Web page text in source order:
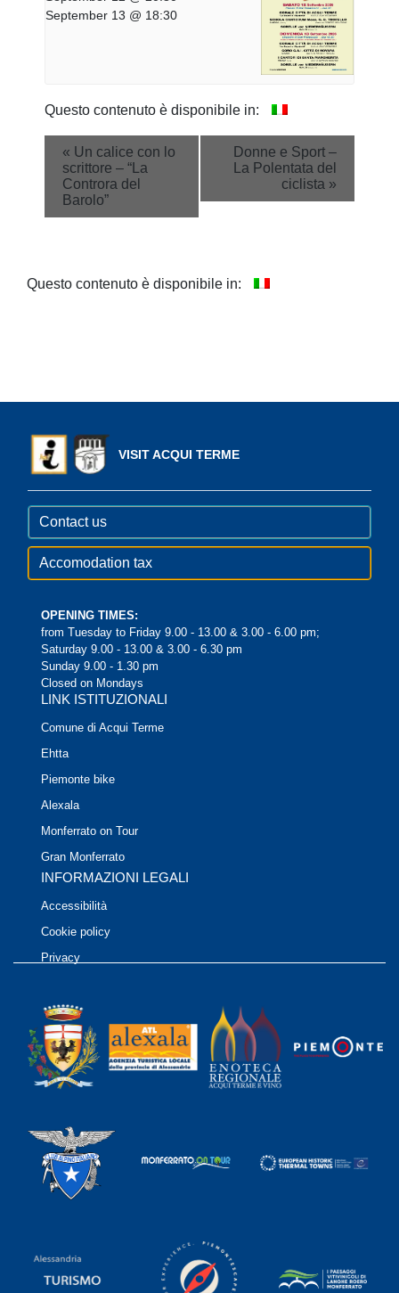
September 13 @ 18:30
Questo contenuto è disponibile in:
Event
Navigation
« Un calice con lo
scrittore – “La
Controra del
Barolo”
Donne e Sport –
La Polentata del
ciclista »
Questo contenuto è disponibile in:
VISIT ACQUI TERME
Contact us
Accomodation tax
OPENING TIMES:
from Tuesday to Friday 9.00 - 13.00 & 3.00 - 6.00 pm;
Saturday 9.00 - 13.00 & 3.00 - 6.30 pm
Sunday 9.00 - 1.30 pm
Closed on Mondays
LINK ISTITUZIONALI
Comune di Acqui Terme
Ehtta
Piemonte bike
Alexala
Monferrato on Tour
Gran Monferrato
INFORMAZIONI LEGALI
Accessibilità
Cookie policy
Privacy